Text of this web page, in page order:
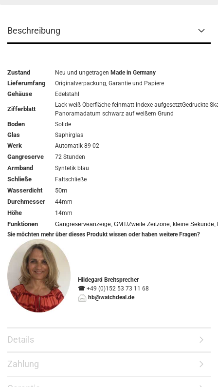
Beschreibung
Zustand Neu und ungetragen Made in Germany
Lieferumfang Originalverpackung, Garantie und Papiere
Gehäuse Edelstahl
Zifferblatt
Lack weiß Oberfläche feinmatt Indexe aufgesetztGedruckte
Panoramadatum schwarz auf weißem Grund
Boden Solide
Glas Saphirglas
Werk Automatik 89-02
Gangreserve 72 Stunden
Armband Syntetik blau
Schließe Faltschließe
Wasserdicht
50m
Durchmesser
44mm
Höhe 14mm
Funktionen
Gangreserveanzeige, GMT/Zweite Zeitzone, kleine Sekunde,
Sie möchten mehr über dieses Produkt wissen oder haben weitere Fragen?
Hildegard Breitsprecher
☎ +49 (0)152 53 73 11 68
hb@watchdeal.de
Details
Zahlung